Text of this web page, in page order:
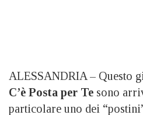
ALESSANDRIA – Questo
C’è Posta per Te sono
particolare uno dei